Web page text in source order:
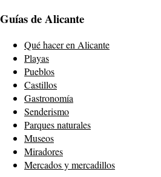
Guías de Alicante
Qué hacer en Alicante
Playas
Pueblos
Castillos
Gastronomía
Senderismo
Parques naturales
Museos
Miradores
Mercados y mercadillos